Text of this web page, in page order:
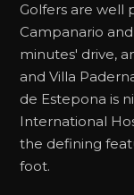
Golfers are well
Campanario
minutes' drive,
and Villa
de Estepona is
International
the defining
foot.